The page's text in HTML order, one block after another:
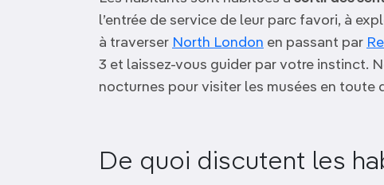
l’entrée de service de leur parc favori, à
à traverser North London en passant par
3 et laissez-vous guider par votre instinct.
nocturnes pour visiter les musées en toute
De quoi discutent les